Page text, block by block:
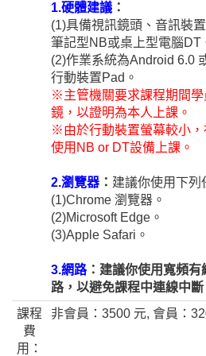
1.硬體建議 ：
(1)具備視訊鏡頭、音訊裝
筆記型NB或桌上型電腦DT
(2)作業系統為Android 6.0
行動裝置Pad。
※主管機關要求課程期間學
鏡，以證明為本人上課。
※由於行動裝置螢幕較小
使用NB or DT設備上課。
2.瀏覽器 ： 建議你使用下列
(1)Chrome 瀏覽器。
(2)Microsoft Edge。
(3)Apple Safari。
3.網路：建議你使用寬頻有
路，以避免課程中連線中斷
課程
費
用：
非會員：3500 元, 會員：